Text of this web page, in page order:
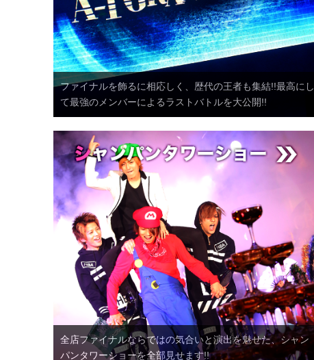
ファイナルを飾るに相応しく、歴代の王者も集結!!最高にし
て最強のメンバーによるラストバトルを大公開!!
全店ファイナルならではの気合いと演出を魅せた、シャン
パンタワーショーを全部見せます!!